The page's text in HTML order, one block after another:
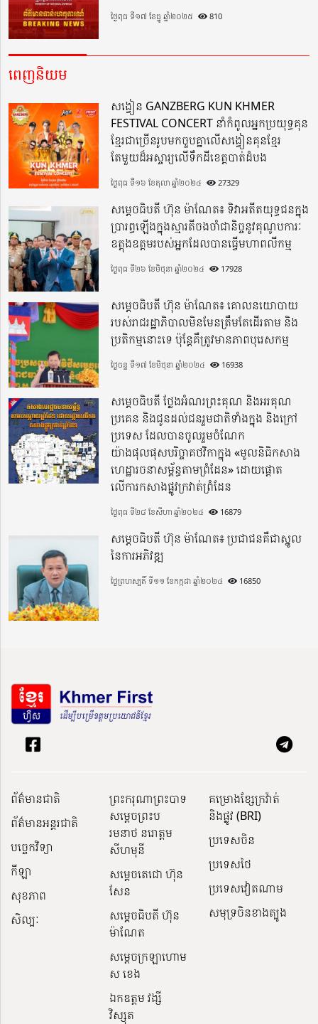
ថ្ងៃពុធ ទី១៧ ខែធ្នូ ឆ្នាំ២០២៥ 810
ពេញនិយម
សង្វៀន GANZBERG KUN KHMER
FESTIVAL CONCERT នាំកំពូលអ្នកប្រយុទ្ធគុន
ខ្មែរជាច្រើនរូបមកចួបគ្នាលើសង្វៀនគុនខ្មែរ
តែមួយដ៏អស្ចារ្យលើទឹកដីខេត្តបាត់ដំបង
ថ្ងៃពុធ ទី១៦ ខែតុលា ឆ្នាំ២០២៤ 27329
សម្តេចធិបតី ហ៊ុន ម៉ាណែត៖ ទិវាអតីតយុទ្ធជនក្នុង
ប្រារព្ធឡើងក្នុងស្មារតីចងចាំជានិច្ចនូវគុណូបការៈ
ឧត្តុងឧត្តមរបស់អ្នកដែលបានធ្វើមហាពលីកម្ម
ថ្ងៃពុធ ទី២៦ ខែមិថុនា ឆ្នាំ២០២៤ 17928
សម្តេចធិបតី ហ៊ុន ម៉ាណែត៖ គោលនយោបាយ
របស់រាជរដ្ឋាភិបាលមិនមែនត្រឹមតែដើរតាម និង
ប្រតិកម្មនោះទេ ប៉ុន្តែគឺត្រូវមានភាពបុរេសកម្ម
ថ្ងៃចន្ទ ទី១៧ ខែមិថុនា ឆ្នាំ២០២៤ 16938
សម្តេចធិបតី ថ្លែងអំណរព្រះគុណ និងអរគុណ
ប្រគេន និងជូនដល់ជនរួមជាតិទាំងក្នុង​ និងក្រៅ
ប្រទេស​ ដែលបានចូលរួមចំណែក
យ៉ាងផុលផុសបរិច្ចាគថវិកាក្នុង «មូលនិធិកសាង
ហេដ្ឋារចនាសម្ព័ន្ធតាមព្រំដែន» ដោយផ្ដោត
លើការកសាងផ្លូវក្រវាត់ព្រំដែន
ថ្ងៃពុធ ទី២៨ ខែសីហា ឆ្នាំ២០២៤ 16879
សម្តេចធិបតី ហ៊ុន ម៉ាណែត៖ ប្រជាជនគឺជាស្នូល
នៃការអភិវឌ្ឍ
ថ្ងៃព្រហស្បតិ៍ ទី១១ ខែកក្កដា ឆ្នាំ២០២៤ 16850
ព័ត៌មានជាតិ
ព័ត៌មានអន្តរជាតិ
បច្ចេកវិទ្យា
កីឡា
សុខភាព
សិល្បៈ
ព្រះករុណាព្រះបាទ
សម្តេចព្រះប
រមនាថ នរោត្តម
សីហមុនី
សម្តេចតេជោ ហ៊ុន
សែន
សម្ដេចធិបតី ហ៊ុន
ម៉ាណែត
សម្ដេចក្រឡាហោម
ស ខេង
ឯកឧត្តម វង្សី
វិស្សុត
គម្រោងខ្សែក្រវ៉ាត់
និងផ្លូវ (BRI)
ប្រទេសចិន
ប្រទេសថៃ
ប្រទេសវៀតណាម
សមុទ្រចិនខាងត្បូង